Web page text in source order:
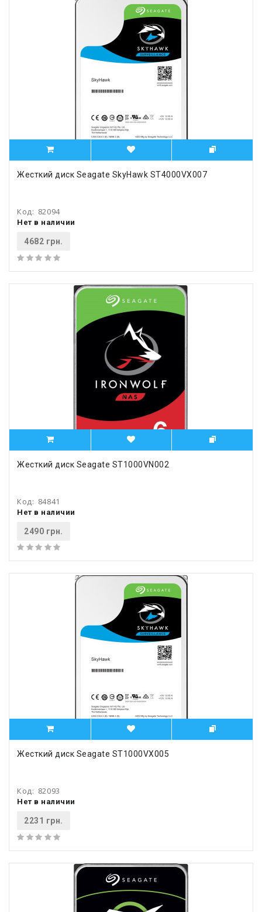
Жесткий диск Seagate SkyHawk ST4000VX007
Код: 82094
Нет в наличии
4682 грн.
Жесткий диск Seagate ST1000VN002
Код: 84841
Нет в наличии
2490 грн.
Жесткий диск Seagate ST1000VX005
Код: 82093
Нет в наличии
2231 грн.